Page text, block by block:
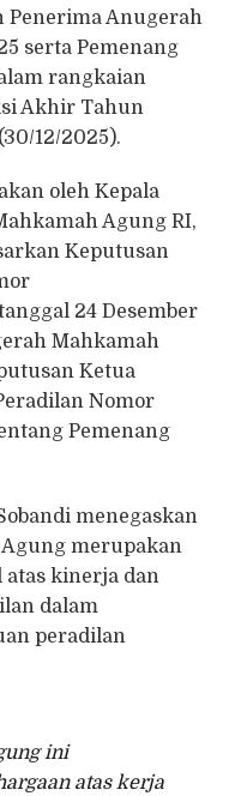
Anugerah
serta Pemenang
rangkaian
Akhir Tahun
12/2025).
oleh Kepala
Agung RI,
Keputusan
24 Desember
Mahkamah
Ketua
Nomor
Pemenang
menegaskan
merupakan
kinerja dan
dalam
peradilan
ini
atas kerja